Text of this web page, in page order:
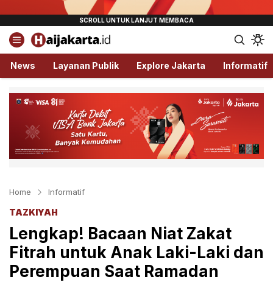
Haijakarta.id
Semua Tentang Jakarta Ada Disini!
News Layanan Publik Explore Jakarta Informatif
Home Informatif
TAZKIYAH
Lengkap! Bacaan Niat Zakat
Fitrah untuk Anak Laki-Laki dan
Perempuan Saat Ramadan